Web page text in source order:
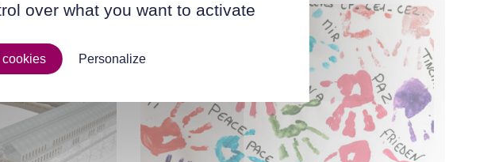
over what you want to activate
cookies Personalize